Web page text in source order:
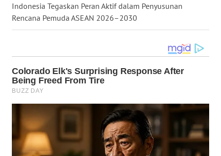
Indonesia Tegaskan Peran Aktif dalam Penyusunan
Rencana Pemuda ASEAN 2026–2030
WN
TANJUNG
LESUNG
WN
WN
WN
LABUHANBATU